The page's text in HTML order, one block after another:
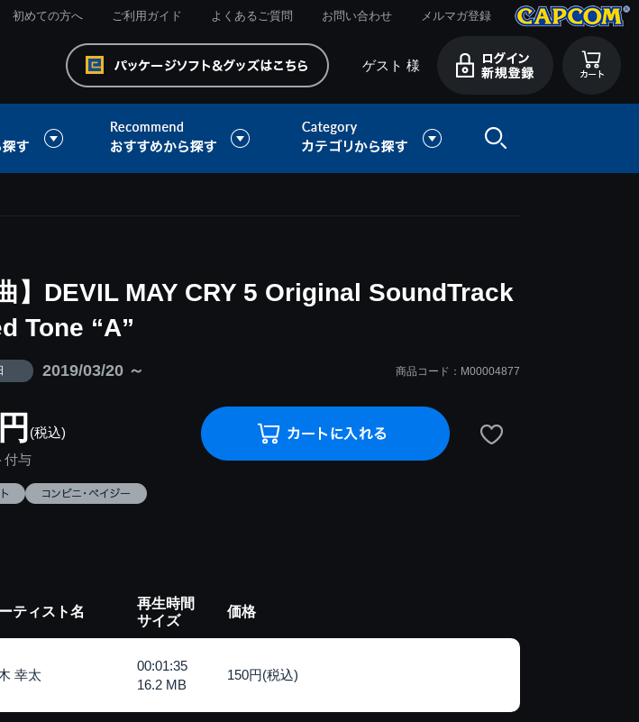
初めての方へ ご利用ガイド よくあるご質問 お問い合わせ メルマガ登録
ゲスト 様
曲】DEVIL MAY CRY 5 Original SoundTrack
Tone “A”
2019/03/20 ～ 商品コード：M00004877
(税込)
付与
ティスト名
再生時間
サイズ
価格
幸太
00:01:35
16.2 MB
150円(税込)